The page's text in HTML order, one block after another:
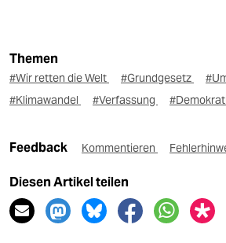
Themen
#Wir retten die Welt #Grundgesetz
#Klimawandel
#Verfassung
Feedback Kommentieren
Diesen Artikel teilen